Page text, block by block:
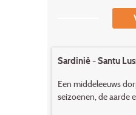
Sardinië - Santu
Een middeleeuws
seizoenen, de aarde